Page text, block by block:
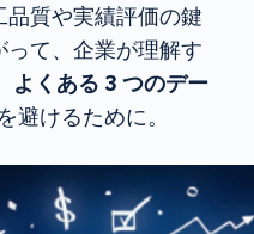
質や実績評価の鍵
て、企業が理解す
よくある 3 つのデー
避けるために。